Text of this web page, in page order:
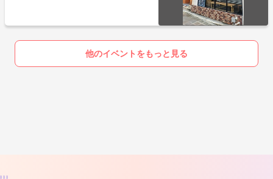
他のイベントをもっと見る